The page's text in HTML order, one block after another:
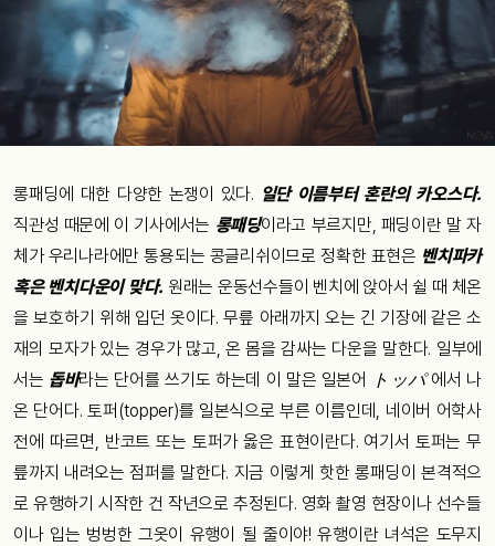
롱패딩에 대한 다양한 논쟁이 있다. 일단 이름부터 혼란의 카오스다.
직관성 때문에 이 기사에서는 롱패딩이라고 부르지만, 패딩이란 말 자
체가 우리나라에만 통용되는 콩글리쉬이므로 정확한 표현은 벤치파카
혹은 벤치다운이 맞다. 원래는 운동선수들이 벤치에 앉아서 쉴 때 체온
을 보호하기 위해 입던 옷이다. 무릎 아래까지 오는 긴 기장에 같은 소
재의 모자가 있는 경우가 많고, 온 몸을 감싸는 다운을 말한다. 일부에
서는 돕바라는 단어를 쓰기도 하는데 이 말은 일본어 トッパ 에서 나
온 단어다. 토퍼(topper)를 일본식으로 부른 이름인데, 네이버 어학사
전에 따르면, 반코트 또는 토퍼가 옳은 표현이란다. 여기서 토퍼는 무
릎까지 내려오는 점퍼를 말한다. 지금 이렇게 핫한 롱패딩이 본격적으
로 유행하기 시작한 건 작년으로 추정된다. 영화 촬영 현장이나 선수들
이나 입는 벙벙한 그옷이 유행이 될 줄이야! 유행이란 녀석은 도무지